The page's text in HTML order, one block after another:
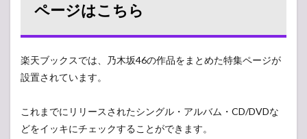
ページはこちら
楽天ブックスでは、乃木坂46の作品をまとめた特集ページが
設置されています。
これまでにリリースされたシングル・アルバム・CD/DVDな
どをイッキにチェックすることができます。